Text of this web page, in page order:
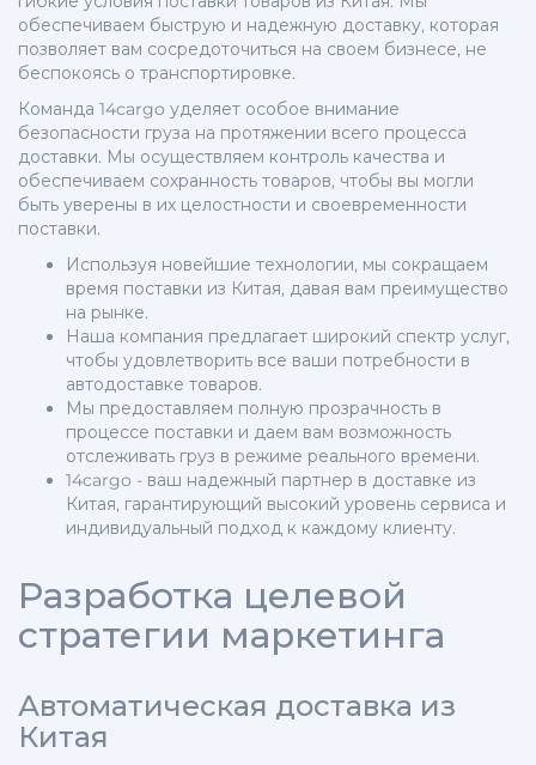
обеспечиваем быструю и надежную доставку, которая
позволяет вам сосредоточиться на своем бизнесе, не
беспокоясь о транспортировке.
Команда 14cargo уделяет особое внимание
безопасности груза на протяжении всего процесса
доставки. Мы осуществляем контроль качества и
обеспечиваем сохранность товаров, чтобы вы могли
быть уверены в их целостности и своевременности
поставки.
Используя новейшие технологии, мы сокращаем
время поставки из Китая, давая вам преимущество
на рынке.
Наша компания предлагает широкий спектр услуг,
чтобы удовлетворить все ваши потребности в
автодоставке товаров.
Мы предоставляем полную прозрачность в
процессе поставки и даем вам возможность
отслеживать груз в режиме реального времени.
14cargo - ваш надежный партнер в доставке из
Китая, гарантирующий высокий уровень сервиса и
индивидуальный подход к каждому клиенту.
Разработка целевой
стратегии маркетинга
Автоматическая доставка из
Китая